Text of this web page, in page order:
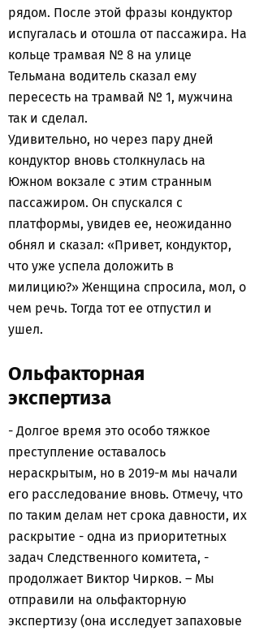
рядом. После этой фразы кондуктор
испугалась и отошла от пассажира. На
кольце трамвая № 8 на улице
Тельмана водитель сказал ему
пересесть на трамвай № 1, мужчина
так и сделал.
Удивительно, но через пару дней
кондуктор вновь столкнулась на
Южном вокзале с этим странным
пассажиром. Он спускался с
платформы, увидев ее, неожиданно
обнял и сказал: «Привет, кондуктор,
что уже успела доложить в
милицию?» Женщина спросила, мол, о
чем речь. Тогда тот ее отпустил и
ушел.
Ольфакторная
экспертиза
- Долгое время это особо тяжкое
преступление оставалось
нераскрытым, но в 2019-м мы начали
его расследование вновь. Отмечу, что
по таким делам нет срока давности, их
раскрытие - одна из приоритетных
задач Следственного комитета, -
продолжает Виктор Чирков. – Мы
отправили на ольфакторную
экспертизу (она исследует запаховые